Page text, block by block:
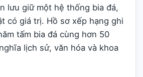
lưu giữ một hệ thống bia đá,
có giá trị. Hồ sơ xếp hạng ghi
tấm bia đá cùng hơn 50
lịch sử, văn hóa và khoa